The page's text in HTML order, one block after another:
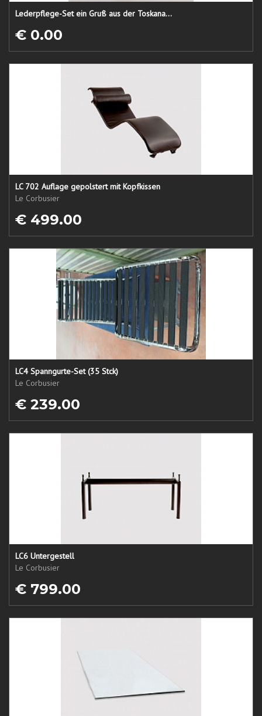
Lederpflege-Set ein Gruß aus der Toskana...
€ 0.00
LC 702 Auflage gepolstert mit Kopfkissen
Le Corbusier
€ 499.00
LC4 Spanngurte-Set (35 Stck)
Le Corbusier
€ 239.00
LC6 Untergestell
Le Corbusier
€ 799.00